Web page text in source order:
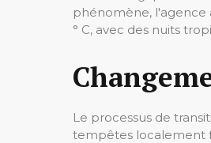
phénomène, l'agence
° C, avec des nuits
Le processus de
tempêtes localement